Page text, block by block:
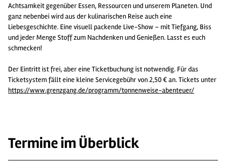
Achtsamkeit gegenüber Essen, Ressourcen und unserem Planeten. Und
ganz nebenbei wird aus der kulinarischen Reise auch eine
Liebesgeschichte. Eine visuell packende Live-Show – mit Tiefgang, Biss
und jeder Menge Stoff zum Nachdenken und Genießen. Lasst es euch
schmecken!
Der Eintritt ist frei, aber eine Ticketbuchung ist notwendig. Für das
Ticketsystem fällt eine kleine Servicegebühr von 2,50 € an. Tickets unter
https://www.grenzgang.de/programm/tonnenweise-abenteuer/
Termine im Überblick